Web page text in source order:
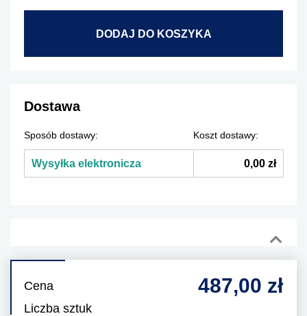
DODAJ DO KOSZYKA
Dostawa
Sposób dostawy: Koszt dostawy:
Wysyłka elektronicza 0,00 zł
Cena 487,00 zł
Liczba sztuk